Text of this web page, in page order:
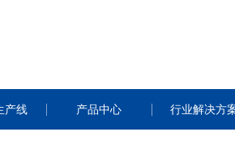
产线 产品中心 行业解决方